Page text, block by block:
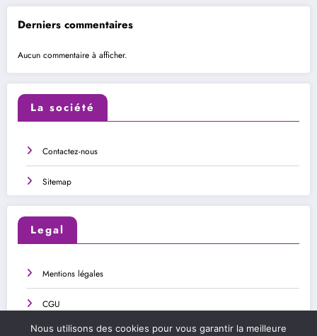
Derniers commentaires
Aucun commentaire à afficher.
La société
Contactez-nous
Sitemap
Legal
Mentions légales
CGU
Nous utilisons des cookies pour vous garantir la meilleure